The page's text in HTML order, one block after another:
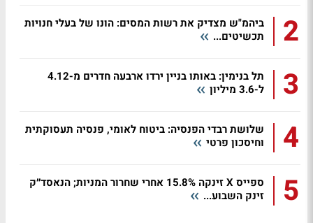
2
ביהמ"ש מצדיק את רשות המסים: הונו של בעלי חנויות
תכשיטים...
3
תל בנימין: באותו בניין ירדו ארבעה חדרים מ-4.12
ל-3.6 מיליון
4
שלושת רבדי הפנסיה: ביטוח לאומי, פנסיה תעסוקתית
וחיסכון פרטי
5
ספייס X זינקה 15.8% אחרי שחרור המניות; הנאסד״ק
זינק השבוע...